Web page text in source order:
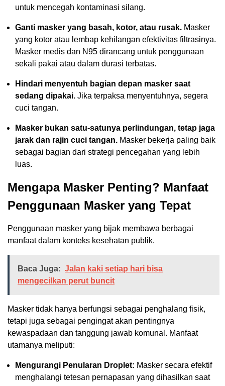
untuk mencegah kontaminasi silang.
Ganti masker yang basah, kotor, atau rusak. Masker
yang kotor atau lembap kehilangan efektivitas filtrasinya.
Masker medis dan N95 dirancang untuk penggunaan
sekali pakai atau dalam durasi terbatas.
Hindari menyentuh bagian depan masker saat
sedang dipakai. Jika terpaksa menyentuhnya, segera
cuci tangan.
Masker bukan satu-satunya perlindungan, tetap jaga
jarak dan rajin cuci tangan. Masker bekerja paling baik
sebagai bagian dari strategi pencegahan yang lebih
luas.
Mengapa Masker Penting? Manfaat
Penggunaan Masker yang Tepat
Penggunaan masker yang bijak membawa berbagai
manfaat dalam konteks kesehatan publik.
Baca Juga: Jalan kaki setiap hari bisa
mengecilkan perut buncit
Masker tidak hanya berfungsi sebagai penghalang fisik,
tetapi juga sebagai pengingat akan pentingnya
kewaspadaan dan tanggung jawab komunal. Manfaat
utamanya meliputi:
Mengurangi Penularan Droplet: Masker secara efektif
menghalangi tetesan pernapasan yang dihasilkan saat